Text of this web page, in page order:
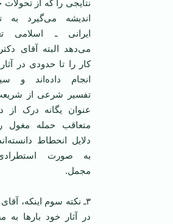
نتایجی را که از تحولات
اندیشه می‌گیرد به
ایرانی ـ اسلامی
می‌دهد البته آقای
کار را تا حدودی در
انجام داده‌اند و
تفسیر شرعی از
عنوان یگانه درک از
متعاقب حمله مغول
دلایل انحطاط
به صورت
مجمل.
۳ـ نکته سوم اینکه، آقای
در آثار خود بار‌ها به